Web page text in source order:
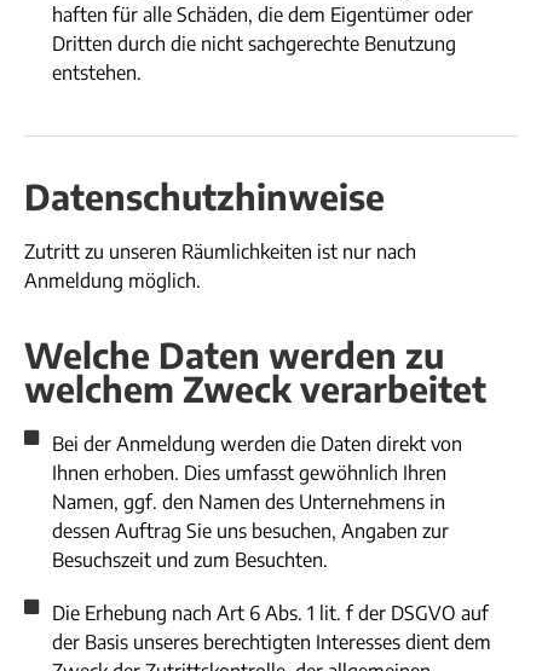
haften für alle Schäden, die dem Eigentümer oder
Dritten durch die nicht sachgerechte Benutzung
entstehen.
Datenschutzhinweise
Zutritt zu unseren Räumlichkeiten ist nur nach
Anmeldung möglich.
Welche Daten werden zu
welchem Zweck verarbeitet
Bei der Anmeldung werden die Daten direkt von
Ihnen erhoben. Dies umfasst gewöhnlich Ihren
Namen, ggf. den Namen des Unternehmens in
dessen Auftrag Sie uns besuchen, Angaben zur
Besuchszeit und zum Besuchten.
Die Erhebung nach Art 6 Abs. 1 lit. f der DSGVO auf
der Basis unseres berechtigten Interesses dient dem